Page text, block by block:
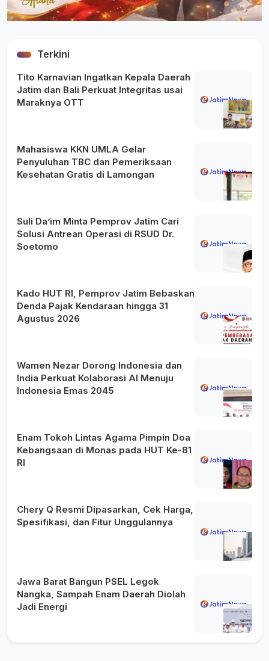
Terkini
Tito Karnavian Ingatkan Kepala Daerah
Jatim dan Bali Perkuat Integritas usai
Maraknya OTT
Mahasiswa KKN UMLA Gelar
Penyuluhan TBC dan Pemeriksaan
Kesehatan Gratis di Lamongan
Suli Da’im Minta Pemprov Jatim Cari
Solusi Antrean Operasi di RSUD Dr.
Soetomo
Kado HUT RI, Pemprov Jatim Bebaskan
Denda Pajak Kendaraan hingga 31
Agustus 2026
Wamen Nezar Dorong Indonesia dan
India Perkuat Kolaborasi AI Menuju
Indonesia Emas 2045
Enam Tokoh Lintas Agama Pimpin Doa
Kebangsaan di Monas pada HUT Ke-81
RI
Chery Q Resmi Dipasarkan, Cek Harga,
Spesifikasi, dan Fitur Unggulannya
Jawa Barat Bangun PSEL Legok
Nangka, Sampah Enam Daerah Diolah
Jadi Energi